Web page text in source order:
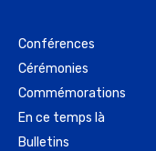
Conférences
Cérémonies
Commémorations
En ce temps là
Bulletins